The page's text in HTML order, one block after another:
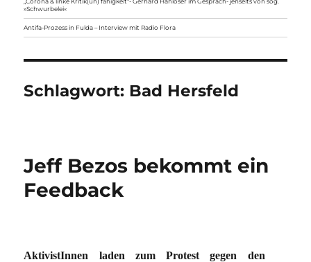
»Schwurbelei«
Antifa-Prozess in Fulda – Interview mit Radio Flora
Schlagwort: Bad Hersfeld
Jeff Bezos bekommt ein
Feedback
AktivistInnen laden zum Protest gegen den